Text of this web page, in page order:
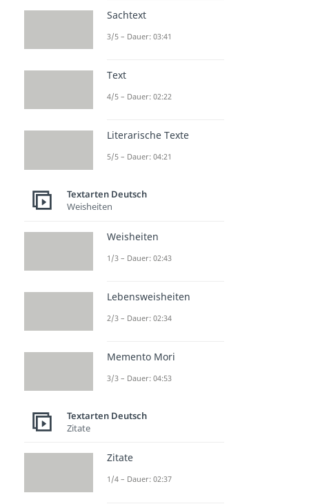
Sachtext
3/5 – Dauer: 03:41
Text
4/5 – Dauer: 02:22
Literarische Texte
5/5 – Dauer: 04:21
Textarten Deutsch
Weisheiten
Weisheiten
1/3 – Dauer: 02:43
Lebensweisheiten
2/3 – Dauer: 02:34
Memento Mori
3/3 – Dauer: 04:53
Textarten Deutsch
Zitate
Zitate
1/4 – Dauer: 02:37